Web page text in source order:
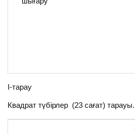
І-тарау
Квадрат түбірлер (23 сағат)